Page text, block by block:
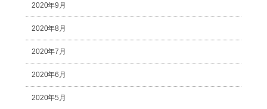
2020年9月
2020年8月
2020年7月
2020年6月
2020年5月